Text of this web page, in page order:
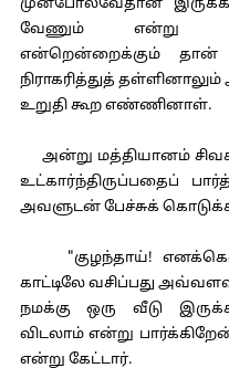
முன்போலவேதான்
வேணும் என்று
என்றென்றைக்கும்
நிராகரித்துத்
உறுதி கூற எண்ணினாள்.
அன்று மத்தியானம்
உட்கார்ந்திருப்பதைப்
அவளுடன் பேச்சுக்
"குழந்தாய்!
காட்டிலே வசிப்பது
நமக்கு ஒரு வீடு
விடலாம் என்று
என்று கேட்டார்.